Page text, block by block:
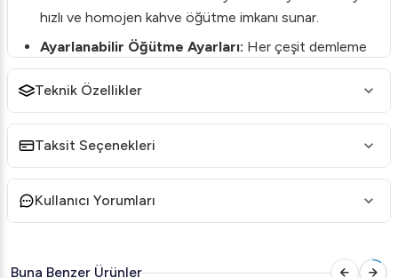
hızlı ve homojen kahve öğütme imkanı sunar.
Ayarlanabilir Öğütme Ayarları: Her çeşit demleme
yöntemine uygun farklı inceliklerde öğütme seçeneği
sağlar.
Dayanıklı Malzeme:Uzun ömürlü kullanım için sağlam
metal gövdeye sahiptir.
Ergonomik Tasarım:Kullanımı kolay ve temizlemesi
pratiktir.
Kapasite ve Hız:Yüksek kapasiteli çekirdek haznesi
Teknik Özellikler
Taksit Seçenekleri
Kullanıcı Yorumları
Buna Benzer Ürünler